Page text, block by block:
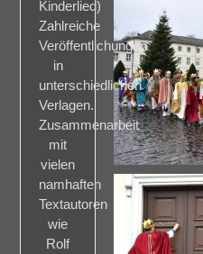
Kinderlied)
Zahlreiche
Veröffentlichungen
in
unterschiedlichen
Verlagen.
Zusammenarbeit
mit
vielen
namhaften
Textautoren
wie
Rolf